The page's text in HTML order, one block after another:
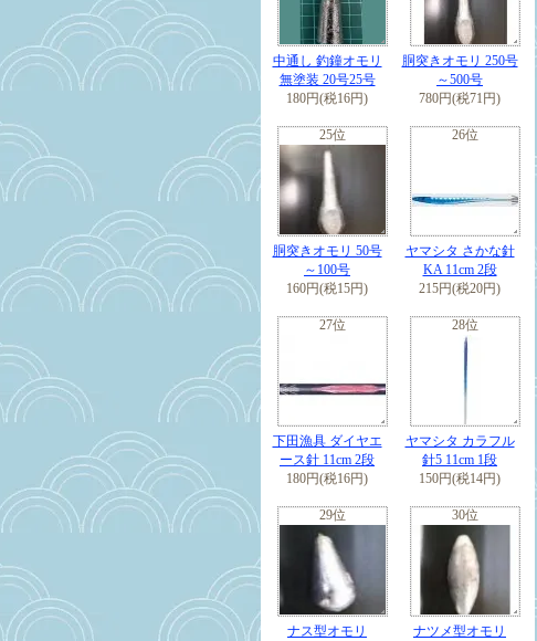
中通し 釣鐘オモリ
無塗装 20号25号
180円(税16円)
胴突きオモリ 250号
～500号
780円(税71円)
25位
胴突きオモリ 50号
～100号
160円(税15円)
26位
ヤマシタ さかな針
KA 11cm 2段
215円(税20円)
27位
下田漁具 ダイヤエ
ース針 11cm 2段
180円(税16円)
28位
ヤマシタ カラフル
針5 11cm 1段
150円(税14円)
29位
ナス型オモリ
30位
ナツメ型オモリ